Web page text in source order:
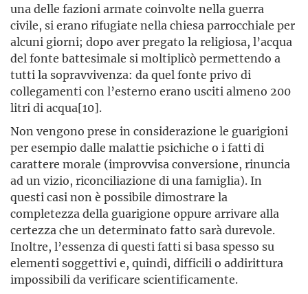
una delle fazioni armate coinvolte nella guerra
civile, si erano rifugiate nella chiesa parrocchiale per
alcuni giorni; dopo aver pregato la religiosa, l’acqua
del fonte battesimale si moltiplicò permettendo a
tutti la sopravvivenza: da quel fonte privo di
collegamenti con l’esterno erano usciti almeno 200
litri di acqua[10].
Non vengono prese in considerazione le guarigioni
per esempio dalle malattie psichiche o i fatti di
carattere morale (improvvisa conversione, rinuncia
ad un vizio, riconciliazione di una famiglia). In
questi casi non è possibile dimostrare la
completezza della guarigione oppure arrivare alla
certezza che un determinato fatto sarà durevole.
Inoltre, l’essenza di questi fatti si basa spesso su
elementi soggettivi e, quindi, difficili o addirittura
impossibili da verificare scientificamente.